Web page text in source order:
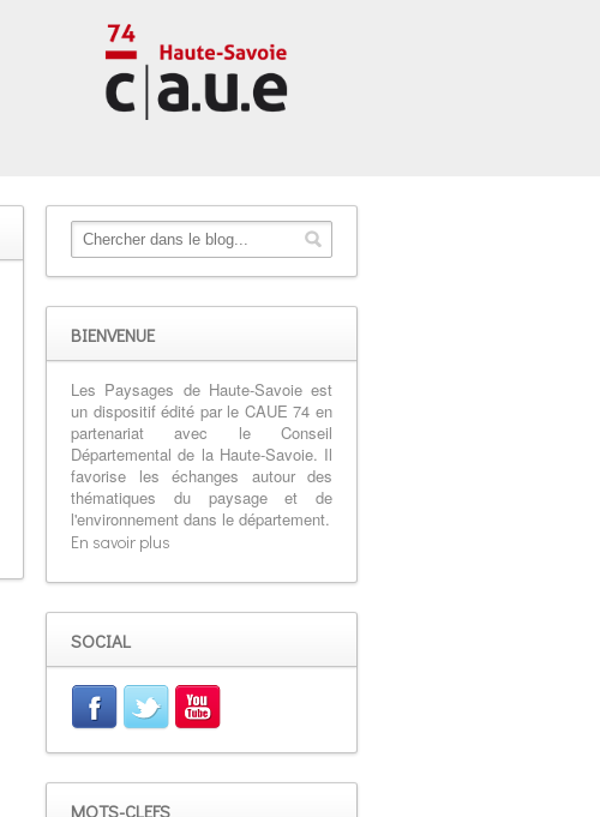
BIENVENUE
Les Paysages de Haute-Savoie est
un dispositif édité par le CAUE 74 en
partenariat avec le Conseil
Départemental de la Haute-Savoie. Il
favorise les échanges autour des
thématiques du paysage et de
l'environnement dans le département.
En savoir plus
SOCIAL
MOTS-CLEFS